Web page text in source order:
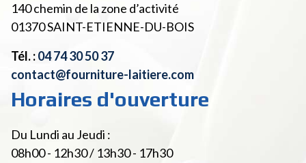
140 chemin de la zone d’activité
01370SAINT-ETIENNE-DU-BOIS
Tél. :04 74 30 50 37
contact@fourniture-laitiere.com
Horaires d'ouverture
Du Lundi au Jeudi :
08h00 - 12h30 / 13h30 - 17h30